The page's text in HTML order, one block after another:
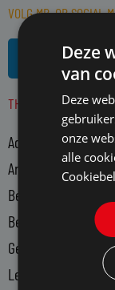
VOLG MR. OP SOCIAL
R
s
s
THEMA'S
Advocatuur
Arbeidsmarkt
Bedrijfsjuristen
Bedrijfsvoering
Legal Tech
Deze
van
Deze
onze
alle